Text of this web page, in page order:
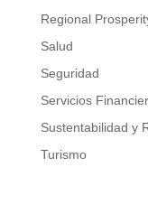
Regional
Salud
Seguridad
Servicios
Sustentabilidad y
Turismo